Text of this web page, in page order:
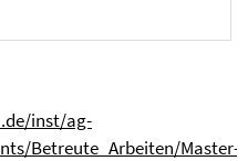
inst/ag-
Betreute_Arbeiten/Master-